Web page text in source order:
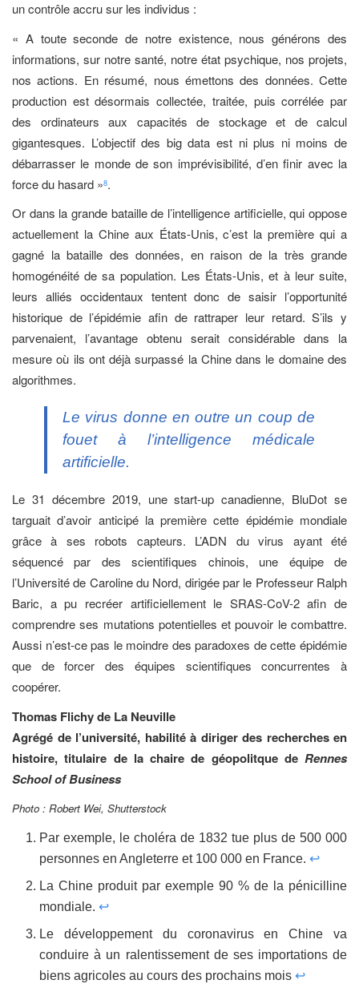
un contrôle accru sur les individus :
« A toute seconde de notre existence, nous générons des
informations, sur notre santé, notre état psychique, nos projets,
nos actions. En résumé, nous émettons des données. Cette
production est désormais collectée, traitée, puis corrélée par
des ordinateurs aux capacités de stockage et de calcul
gigantesques. L’objectif des big data est ni plus ni moins de
débarrasser le monde de son imprévisibilité, d’en finir avec la
force du hasard »8.
Or dans la grande bataille de l’intelligence artificielle, qui oppose
actuellement la Chine aux États-Unis, c’est la première qui a
gagné la bataille des données, en raison de la très grande
homogénéité de sa population. Les États-Unis, et à leur suite,
leurs alliés occidentaux tentent donc de saisir l’opportunité
historique de l’épidémie afin de rattraper leur retard. S’ils y
parvenaient, l’avantage obtenu serait considérable dans la
mesure où ils ont déjà surpassé la Chine dans le domaine des
algorithmes.
Le virus donne en outre un coup de
fouet à l’intelligence médicale
artificielle.
Le 31 décembre 2019, une start-up canadienne, BluDot se
targuait d’avoir anticipé la première cette épidémie mondiale
grâce à ses robots capteurs. L’ADN du virus ayant été
séquencé par des scientifiques chinois, une équipe de
l’Université de Caroline du Nord, dirigée par le Professeur Ralph
Baric, a pu recréer artificiellement le SRAS-CoV-2 afin de
comprendre ses mutations potentielles et pouvoir le combattre.
Aussi n’est-ce pas le moindre des paradoxes de cette épidémie
que de forcer des équipes scientifiques concurrentes à
coopérer.
Thomas Flichy de La Neuville
Agrégé de l’université, habilité à diriger des recherches en
histoire, titulaire de la chaire de géopolitque de Rennes
School of Business
Photo : Robert Wei, Shutterstock
Par exemple, le choléra de 1832 tue plus de 500 000
personnes en Angleterre et 100 000 en France. ↩
La Chine produit par exemple 90 % de la pénicilline
mondiale. ↩
Le développement du coronavirus en Chine va
conduire à un ralentissement de ses importations de
biens agricoles au cours des prochains mois ↩